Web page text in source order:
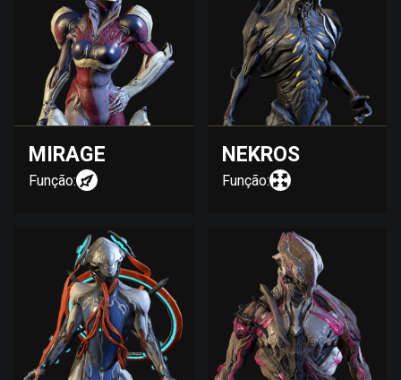
MIRAGE
Função:
NEKROS
Função: